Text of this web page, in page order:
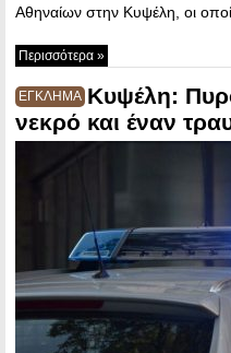
Αθηναίων στην Κυψέλη, οι
Περισσότερα »
ΕΓΚΛΗΜΑ Κυψέλη:
νεκρό και έναν